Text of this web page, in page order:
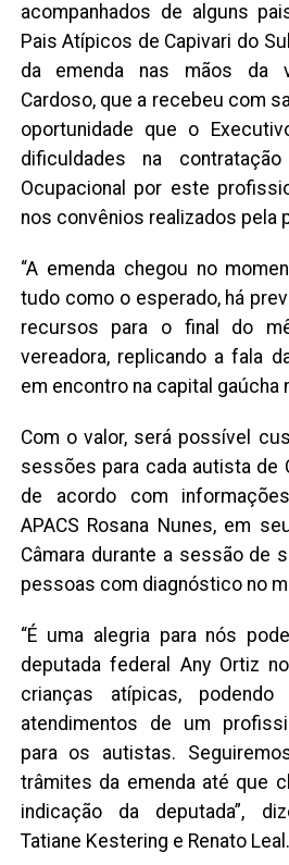
acompanhados de alguns
Pais Atípicos de Capivari do
da emenda nas mãos da
Cardoso, que a recebeu com
oportunidade que o
dificuldades na
Ocupacional por este
nos convênios realizados pela
“A emenda chegou no
tudo como o esperado, há
recursos para o final do
vereadora, replicando a fala
em encontro na capital gaúcha
Com o valor, será possível
sessões para cada autista de
de acordo com
APACS Rosana Nunes, em
Câmara durante a sessão de
pessoas com diagnóstico no
“É uma alegria para nós
deputada federal Any Ortiz
crianças atípicas,
atendimentos de um
para os autistas.
trâmites da emenda até que
indicação da deputada”,
Tatiane Kestering e Renato Leal.